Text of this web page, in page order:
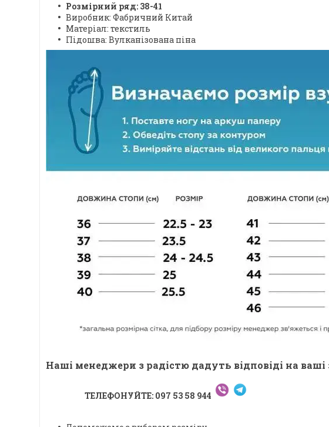
Розмірний ряд: 38-41
Виробник: Фабричний Китай
Матеріал: текстиль
Підошва: Вулканізована піна
Наші менеджери з радістю дадуть відповіді на
ТЕЛЕФОНУЙТЕ: 097 53 58 944